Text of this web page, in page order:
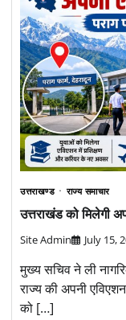
उत्तराखण्ड राज्य समाचार
उत्तराखंड को मिलेगी
Site Admin July 15,
मुख्य सचिव ने ली
राज्य की अपनी
को […]